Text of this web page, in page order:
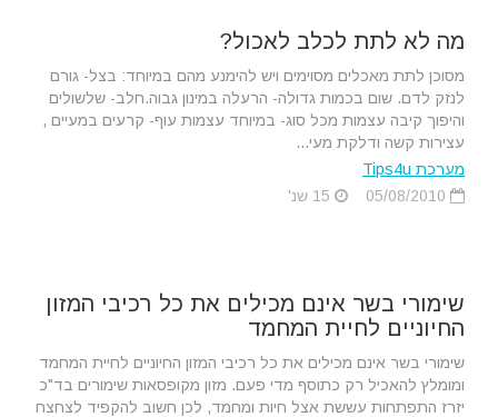
מה לא לתת לכלב לאכול?
מסוכן לתת מאכלים מסוימים ויש להימנע מהם במיוחד: בצל- גורם
לנזק לדם. שום בכמות גדולה- הרעלה במינון גבוה.חלב- שלשולים
והיפוך קיבה עצמות מכל סוג- במיוחד עצמות עוף- קרעים במעיים ,
עצירות קשה ודלקת מעי...
מערכת Tips4u
שימורי בשר אינם מכילים את כל רכיבי המזון
החיוניים לחיית המחמד
שימורי בשר אינם מכילים את כל רכיבי המזון החיוניים לחיית המחמד
ומומלץ להאכיל רק כתוסף מדי פעם. מזון מקופסאות שימורים בד"כ
יזרז התפתחות עששת אצל חיות ומחמד, לכן חשוב להקפיד לצחצח